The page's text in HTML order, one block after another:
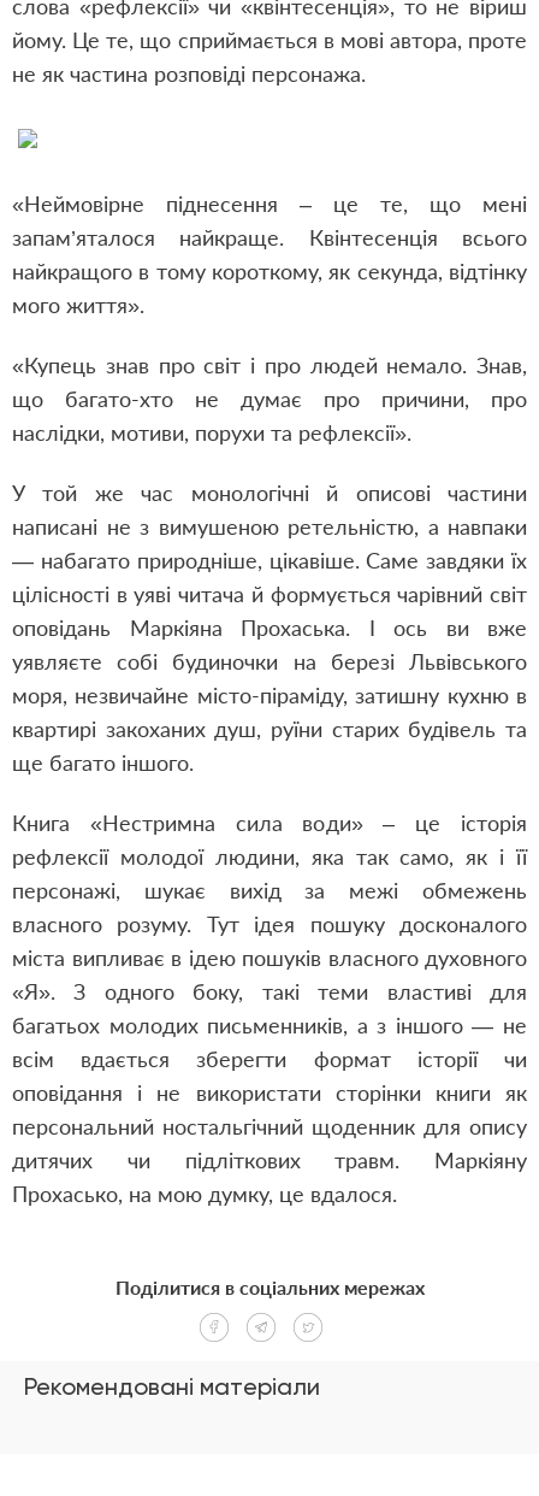
слова «рефлексії» чи «квінтесенція», то не віриш
йому. Це те, що сприймається в мові автора, проте
не як частина розповіді персонажа.
«Неймовірне піднесення – це те, що мені
запам’яталося найкраще. Квінтесенція всього
найкращого в тому короткому, як секунда, відтінку
мого життя».
«Купець знав про світ і про людей немало. Знав,
що багато-хто не думає про причини, про
наслідки, мотиви, порухи та рефлексії».
У той же час монологічні й описові частини
написані не з вимушеною ретельністю, а навпаки
— набагато природніше, цікавіше. Саме завдяки їх
цілісності в уяві читача й формується чарівний світ
оповідань Маркіяна Прохаська. І ось ви вже
уявляєте собі будиночки на березі Львівського
моря, незвичайне місто-піраміду, затишну кухню в
квартирі закоханих душ, руїни старих будівель та
ще багато іншого.
Книга «Нестримна сила води» – це історія
рефлексії молодої людини, яка так само, як і її
персонажі, шукає вихід за межі обмежень
власного розуму. Тут ідея пошуку досконалого
міста випливає в ідею пошуків власного духовного
«Я». З одного боку, такі теми властиві для
багатьох молодих письменників, а з іншого — не
всім вдається зберегти формат історії чи
оповідання і не використати сторінки книги як
персональний ностальгічний щоденник для опису
дитячих чи підліткових травм. Маркіяну
Прохасько, на мою думку, це вдалося.
Рекомендовані матеріали
Поділитися в соціальних мережах